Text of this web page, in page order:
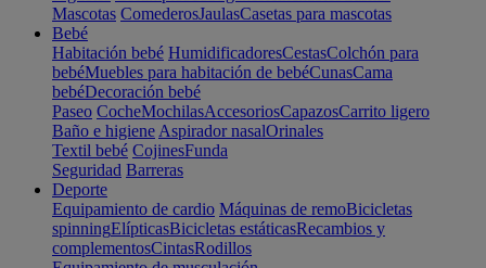
Mascotas ComederosJaulasCasetas para mascotas
Bebé
Habitación bebé HumidificadoresCestasColchón para
bebéMuebles para habitación de bebéCunasCama
bebéDecoración bebé
Paseo CocheMochilasAccesoriosCapazosCarrito ligero
Baño e higiene Aspirador nasalOrinales
Textil bebé CojinesFunda
Seguridad Barreras
Deporte
Equipamiento de cardio Máquinas de remoBicicletas
spinningElípticasBicicletas estáticasRecambios y
complementosCintasRodillos